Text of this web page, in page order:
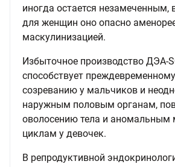
иногда остается незамеченным,
для женщин оно опасно
маскулинизацией.
Избыточное производство ДЭА-
способствует
созреванию у мальчиков и
наружным половым органам,
оволосению тела и аномальным
циклам у девочек.
В репродуктивной